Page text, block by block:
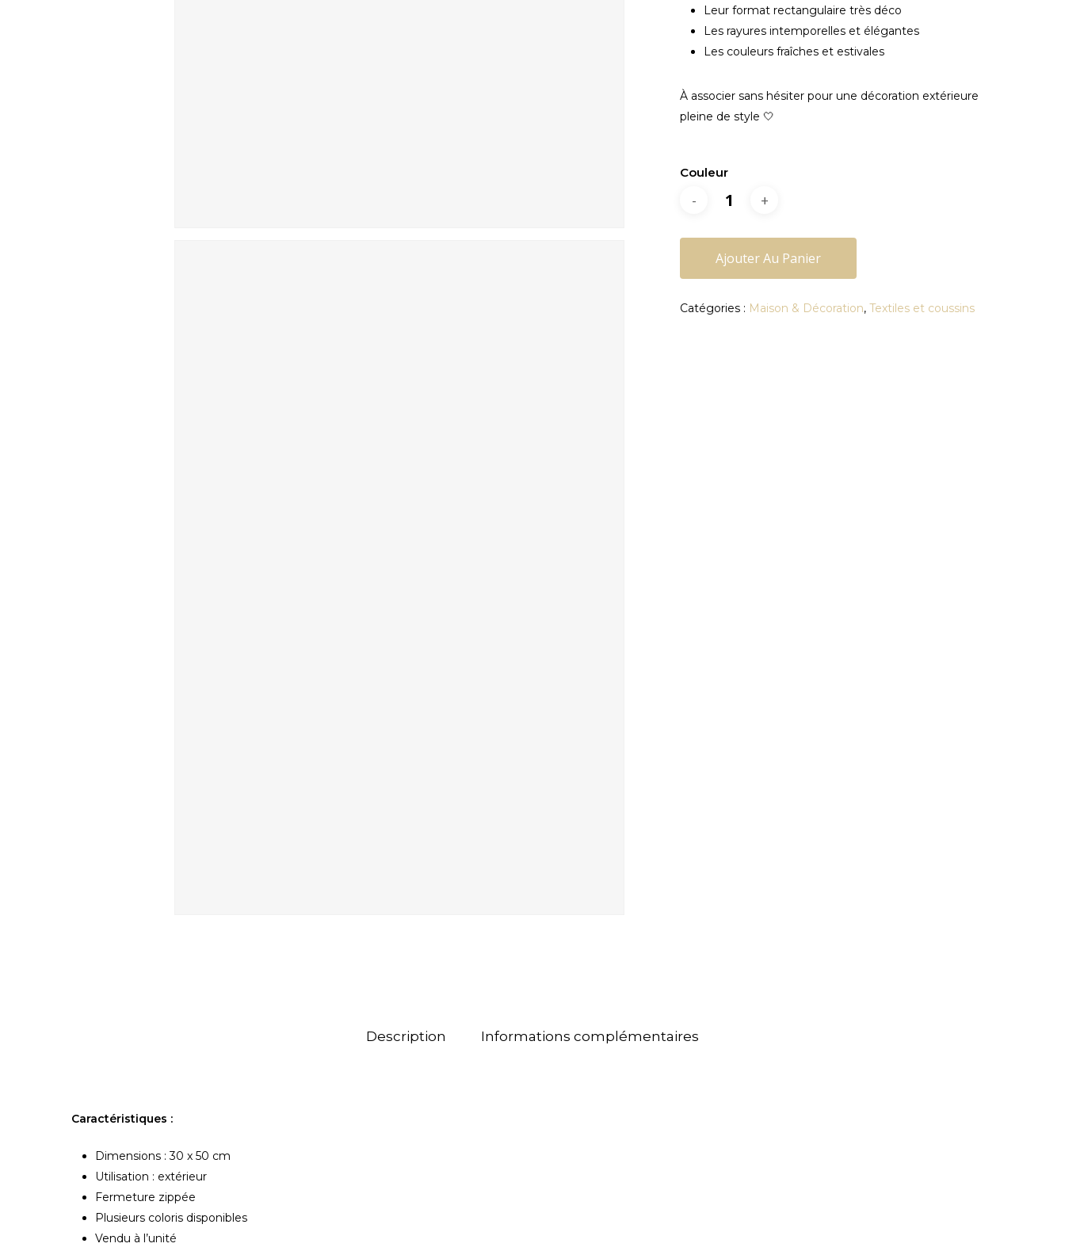
Leur format rectangulaire très déco
Les rayures intemporelles et élégantes
Les couleurs fraîches et estivales
À associer sans hésiter pour une décoration extérieure
pleine de style 🤍
Couleur
Ajouter Au Panier
Catégories : Maison & Décoration,Textiles et coussins
Description Informations complémentaires
Caractéristiques :
Dimensions : 30 x 50 cm
Utilisation : extérieur
Fermeture zippée
Plusieurs coloris disponibles
Vendu à l’unité